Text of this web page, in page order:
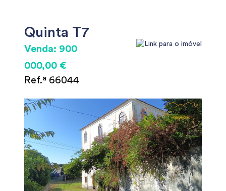
Quinta T7
Venda: 900
000,00 €
Ref.ª 66044